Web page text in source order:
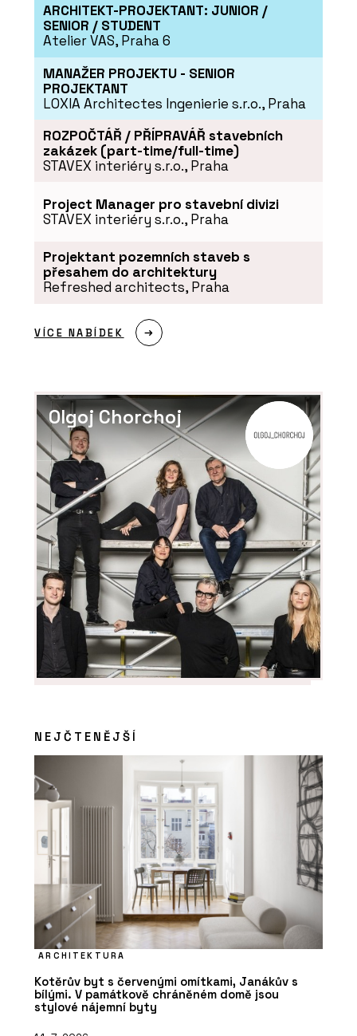
ARCHITEKT-PROJEKTANT: JUNIOR /
SENIOR / STUDENT
Atelier VAS, Praha 6
MANAŽER PROJEKTU - SENIOR
PROJEKTANT
LOXIA Architectes Ingenierie s.r.o., Praha
ROZPOČTÁŘ / PŘÍPRAVÁŘ stavebních
zakázek (part-time/full-time)
STAVEX interiéry s.r.o., Praha
Project Manager pro stavební divizi
STAVEX interiéry s.r.o., Praha
Projektant pozemních staveb s
přesahem do architektury
Refreshed architects, Praha
VÍCE NABÍDEK
Olgoj Chorchoj
NEJČTENĚJŠÍ
ARCHITEKTURA
Kotěrův byt s červenými omítkami, Janákův s
bílými. V památkově chráněném domě jsou
stylové nájemní byty